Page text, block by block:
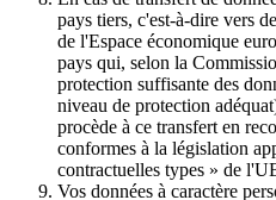
pays tiers, c'est-à-dire vers
de l'Espace économique
pays qui, selon la
protection suffisante des
niveau de protection
procède à ce transfert en
conformes à la législation
contractuelles types » de
Vos données à caractère